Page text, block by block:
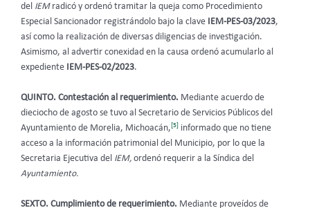
del IEMradicó y ordenó tramitar la queja como Procedimiento
Especial Sancionador registrándolo bajo la clave
IEM-PES-03/2023,
así como la realización de diversas diligencias de investigación.
Asimismo, al advertir conexidad en la causa ordenó acumularlo al
expediente
IEM-PES-02/2023.
QUINTO. Contestación al requerimiento. Mediante acuerdo de
dieciocho de agosto se tuvo al Secretario de Servicios Públicos del
Ayuntamiento de Morelia, Michoacán,[5] informado que no tiene
acceso a la información patrimonial del Municipio, por lo que la
Secretaria Ejecutiva del IEM, ordenó requerir a la Síndica del
Ayuntamiento.
SEXTO. Cumplimiento de requerimiento. Mediante proveídos de